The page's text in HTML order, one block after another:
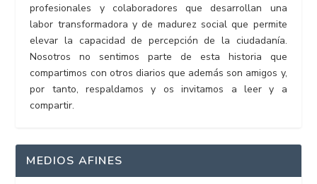
profesionales y colaboradores que desarrollan una
labor transformadora y de madurez social que permite
elevar la capacidad de percepción de la ciudadanía.
Nosotros no sentimos parte de esta historia que
compartimos con otros diarios que además son amigos y,
por tanto, respaldamos y os invitamos a leer y a
compartir.
MEDIOS AFINES